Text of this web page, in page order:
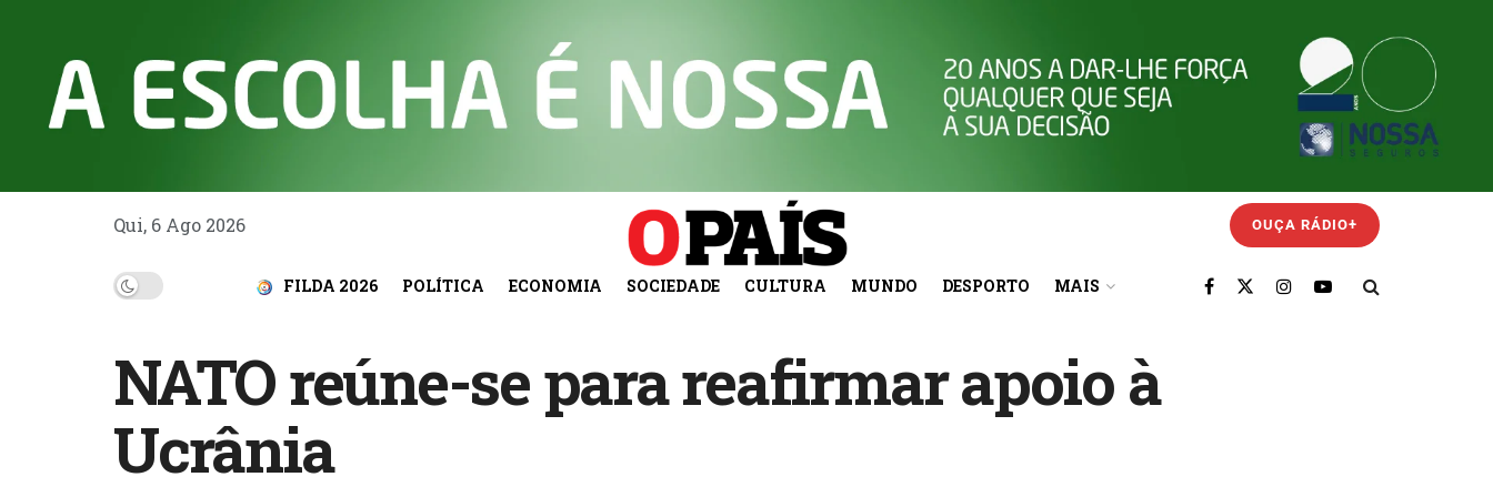
Qui, 6 Ago 2026 OUÇA RÁDIO+
FILDA 2026 POLÍTICA ECONOMIA SOCIEDADE CULTURA MUNDO DESPORTO MAIS
NATO reúne-se para reafirmar apoio à
Ucrânia